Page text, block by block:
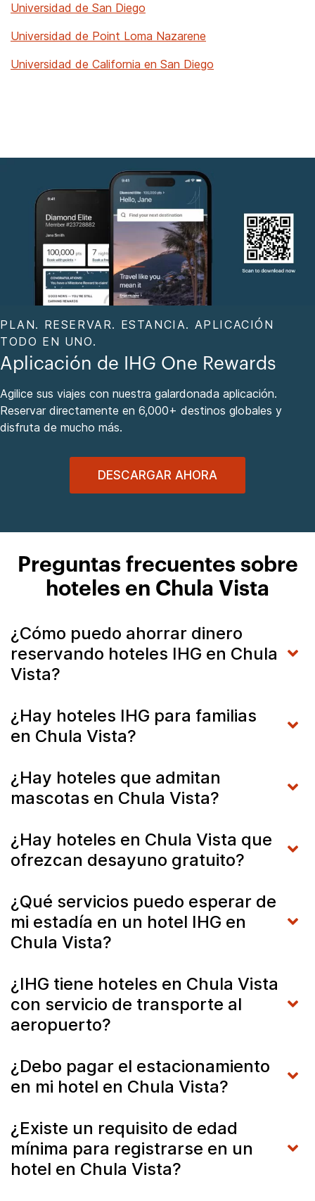
Universidad de San Diego
Universidad de Point Loma Nazarene
Universidad de California en San Diego
PLAN. RESERVAR. ESTANCIA. APLICACIÓN
TODO EN UNO.
Aplicación de IHG One Rewards
Agilice sus viajes con nuestra galardonada aplicación.
Reservar directamente en 6,000+ destinos globales y
disfruta de mucho más.
DESCARGAR AHORA
Preguntas frecuentes sobre
hoteles en Chula Vista
¿Cómo puedo ahorrar dinero
reservando hoteles IHG en Chula
Vista?
¿Hay hoteles IHG para familias
en Chula Vista?
¿Hay hoteles que admitan
mascotas en Chula Vista?
¿Hay hoteles en Chula Vista que
ofrezcan desayuno gratuito?
¿Qué servicios puedo esperar de
mi estadía en un hotel IHG en
Chula Vista?
¿IHG tiene hoteles en Chula Vista
con servicio de transporte al
aeropuerto?
¿Debo pagar el estacionamiento
en mi hotel en Chula Vista?
¿Existe un requisito de edad
mínima para registrarse en un
hotel en Chula Vista?